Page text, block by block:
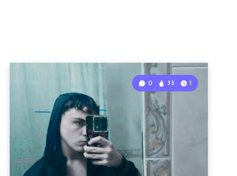
0 35 1